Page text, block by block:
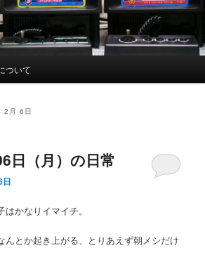
ついて
2月 6日
日（月）の日常
日
かなりイマイチ。
んとか起き上がる、とりあえず朝メシだけ